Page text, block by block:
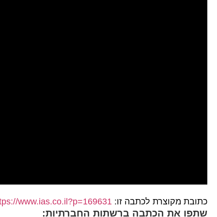
כתובת מקוצרת לכתבה זו: www.ias.co.il?p=169631
שתפו את הכתבה ברשתות החברתיות: